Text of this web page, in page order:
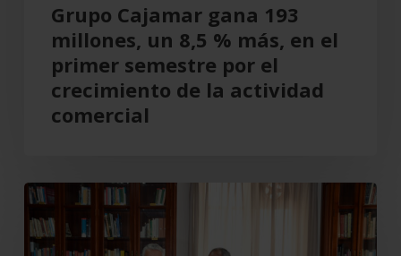
primer
semestre
crecimiento
actividad
comercial
Grupo Cajamar gana 193
millones, un 8,5 % más, en el
primer semestre por el
crecimiento de la actividad
comercial
Cajamar
recupera
el